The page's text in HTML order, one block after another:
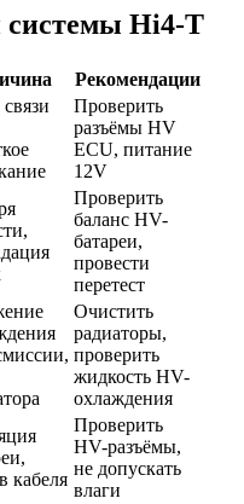
Hi4-T
Рекомендации
Проверить
разъёмы HV
ECU, питание
12V
Проверить
баланс HV-
батареи,
провести
перетест
Очистить
радиаторы,
проверить
жидкость HV-
охлаждения
кабеля
Проверить
HV-разъёмы,
не допускать
влаги